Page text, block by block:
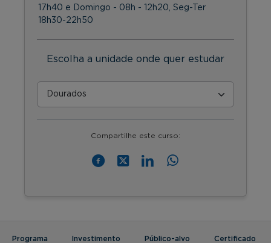
17h40 e Domingo - 08h - 12h20, Seg-Ter
18h30-22h50
Escolha a unidade onde quer estudar
Compartilhe este curso:
Programa Investimento Público-alvo Certificado